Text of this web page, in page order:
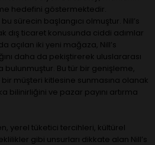
hedefini göstermektedir.
sürecin başlangıcı olmuştur. Nill’s
dış ticaret konusunda ciddi adımlar
açılan iki yeni mağaza, Nill’s
daha da pekiştirerek uluslararası
Bu tür bir genişleme,
müşteri kitlesine sunmasına olanak
bilinirliğini ve pazar payını artırma
yerel tüketici tercihleri, kültürel
gibi unsurları dikkate alan Nill’s